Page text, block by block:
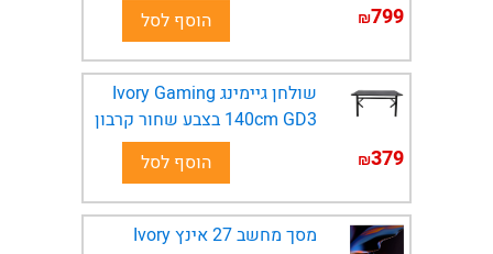
799
₪ הוסף לסל
שולחן גיימינג Ivory Gaming
140cm GD3 בצבע שחור קרבון
379
₪ הוסף לסל
מסך מחשב 27 אינץ Ivory